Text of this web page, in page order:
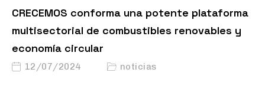
CRECEMOS conforma una potente plataforma
multisectorial de combustibles renovables y
economía circular
12/07/2024 noticias